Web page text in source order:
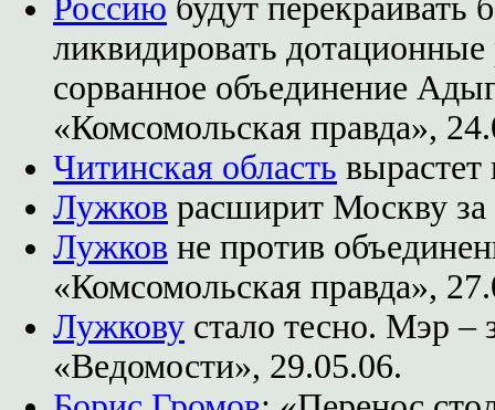
Россию будут перекраивать
ликвидировать
сорванное объединение
«Комсомольская правда»,
Читинская область вырастет
Лужков расширит Москву за
Лужков не против
«Комсомольская правда»,
Лужкову стало тесно. Мэр –
«Ведомости», 29.05.06.